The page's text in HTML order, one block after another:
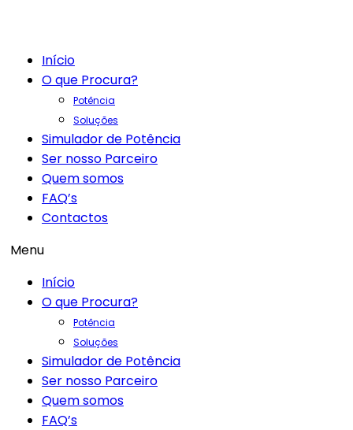
Início
O que Procura?
Potência
Soluções
Simulador de Potência
Ser nosso Parceiro
Quem somos
FAQ’s
Contactos
Menu
Início
O que Procura?
Potência
Soluções
Simulador de Potência
Ser nosso Parceiro
Quem somos
FAQ’s